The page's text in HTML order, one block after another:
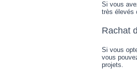
Si vous
très élevés
Rachat
Si vous
vous
projets.